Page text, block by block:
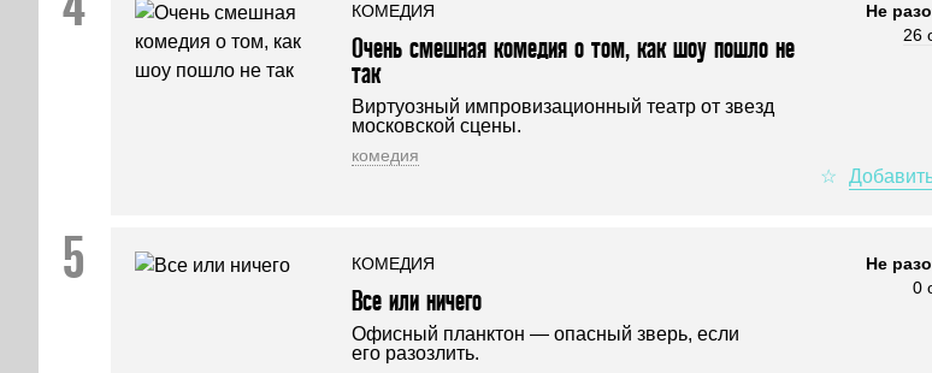
КОМЕДИЯ
Очень смешная комедия о том, как шоу пошло не
так
Виртуозный импровизационный театр от звезд
московской сцены.
комедия
Не
26
КОМЕДИЯ
Все или ничего
Офисный планктон — опасный зверь, если
его разозлить.
Не
0